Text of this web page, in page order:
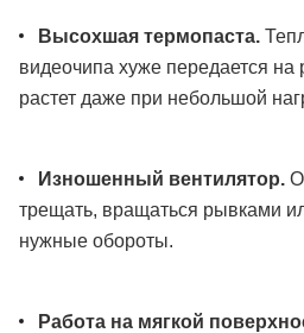
Высохшая термопаста.
видеочипа хуже передается на
растет даже при небольшой
Изношенный вентилятор.
трещать, вращаться рывками
нужные обороты.
Работа на мягкой